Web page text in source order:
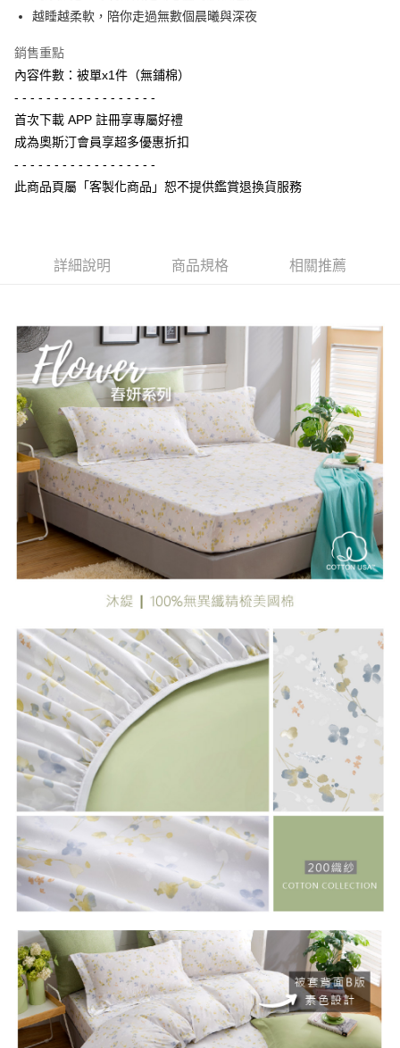
玉山商業銀行
星展（台灣）商業銀行
台灣樂天信用卡公司
元大商業銀行
永豐商業銀行
台新國際商業銀行
台灣樂天信用卡公司
Google Pay
全盈+PAY
相關說明
AFTEE先享後付是「在收到商品之後才付款」的支付方式。 讓您購物簡單
便利好安心！
１．簡單：不需註冊會員、不需綁卡、不需儲值。
２．便利：只要手機號碼，簡訊認證，即可結帳。
１．於結帳方式選擇「AFTEE先享後付」後，將跳轉至「AFTEE先享後付」
結帳頁面，進行簡訊認證並確認金額後，即可完成結帳。
ATM／網路銀行／等多元方式進行付款，方視為交易完成。
※ 請注意：結帳手續完成當下不需立刻繳費，但若您需要取消訂單，請聯絡
購買商品的店家。未經商家同意取消之訂單仍視為有效，需透過AFTEE先享
後付繳納相關費用。
※ 交易是否成功請以「AFTEE先享後付 」之結帳頁面顯示為準，若有關於
是否繳費成功／繳費後需取消欲退款等相關疑問，請聯繫「AFTEE先享後付
客戶支援中心」 https://netprotections.freshdesk.com/support/home
【注意事項】
１．透過由恩沛科技股份有限公司提供之「AFTEE先享後付」服務完成之交
易，需依本服務之必要範圍內提供個人資料，並將交易相關給付款項請求債
權轉讓予恩沛科技股份有限公司。
２．關於個人資料處理事宜，請瀏覽以下網址：
https://aftee.tw/terms/#terms3
３．未成年的使用者請事先徵得法定代理人或監護人之同意方可使用
「AFTEE先享後付」，若未經同意申辦者引起之損失，本公司不負相關責
任。
４．使用「AFTEE先享後付」時，將依據個別帳號之用戶狀況，依本公司即
請求用戶進行身份認證。
５．嚴禁一人註冊多個帳號或使用他人資訊註冊。若發現惡意使用之情形，
恩沛科技股份有限公司將有權停止該用戶之使用額度並採取法律行動。
ATM付款
運送方式
付款後萊爾富取貨
付款後7-11取貨
每筆NT$80，滿NT$2,000(含以上)免運費
宅配
每筆NT$100，滿NT$3,000(含以上)免運費
離島宅配
每筆NT$450，滿NT$15,000(含以上)免運費
越睡越柔軟，陪你走過無數個晨曦與深夜
銷售重點
內容件數：被單x1件（無鋪棉）
- - - - - - - - - - - - - - - - - -
首次下載 APP 註冊享專屬好禮
成為奧斯汀會員享超多優惠折扣
- - - - - - - - - - - - - - - - - -
此商品頁屬「客製化商品」恕不提供鑑賞退換貨服務
詳細說明 商品規格 相關推薦